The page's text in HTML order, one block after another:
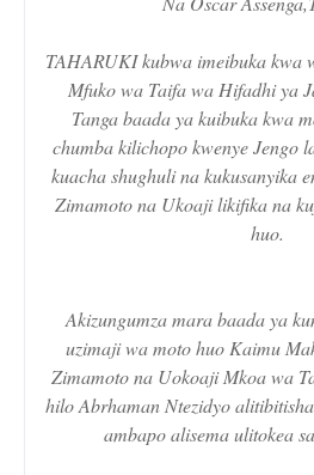
TAHARUKI kubwa imeibuka kwa
Mfuko wa Taifa wa Hifadhi ya
Tanga baada ya kuibuka kwa
chumba kilichopo kwenye Jengo
kuacha shughuli na kukusanyika
Zimamoto na Ukoaji likifika na
huo.
Akizungumza mara baada ya
uzimaji wa moto huo Kaimu
Zimamoto na Uokoaji Mkoa wa
hilo Abrhaman Ntezidyo
ambapo alisema ulitokea